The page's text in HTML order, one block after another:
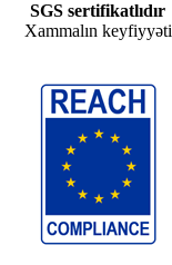
SGS sertifikatlıdır
Xammalın keyfiyyəti